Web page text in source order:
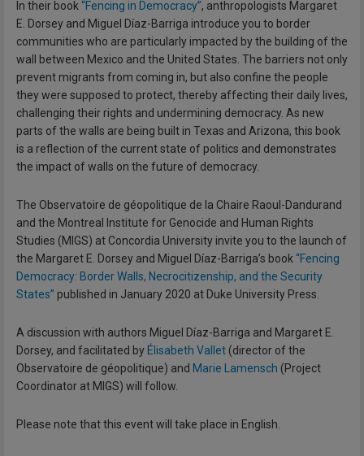
In their book “Fencing in Democracy”, anthropologists Margaret
E. Dorsey and Miguel Díaz-Barriga introduce you to border
communities who are particularly impacted by the building of the
wall between Mexico and the United States. The barriers not only
prevent migrants from coming in, but also confine the people
they were supposed to protect, thereby affecting their daily lives,
challenging their rights and undermining democracy. As new
parts of the walls are being built in Texas and Arizona, this book
is a reflection of the current state of politics and demonstrates
the impact of walls on the future of democracy.
The Observatoire de géopolitique de la Chaire Raoul-Dandurand
and the Montreal Institute for Genocide and Human Rights
Studies (MIGS) at Concordia University invite you to the launch of
the Margaret E. Dorsey and Miguel Díaz-Barriga’s book “Fencing
Democracy: Border Walls, Necrocitizenship, and the Security
States” published in January 2020 at Duke University Press.
A discussion with authors Miguel Díaz-Barriga and Margaret E.
Dorsey, and facilitated byÉlisabeth Vallet (director of the
Observatoire de géopolitique) and Marie Lamensch (Project
Coordinator at MIGS) will follow.
Please note that this event will take place in English.